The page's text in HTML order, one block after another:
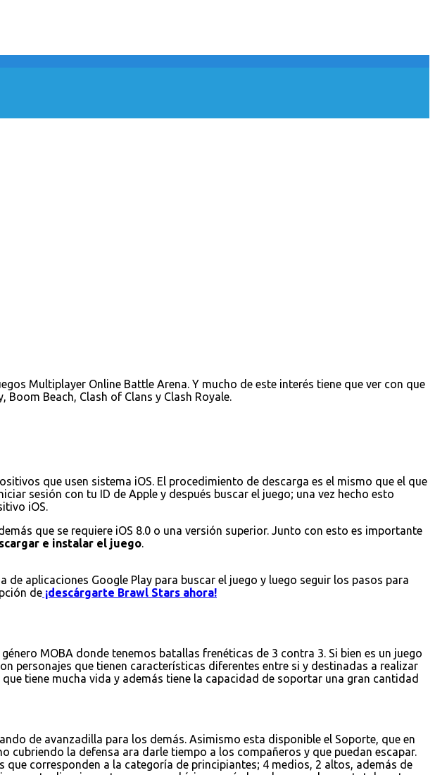
Multiplayer Online Battle Arena. Y mucho de este interés tiene que ver con que
Beach, Clash of Clans y Clash Royale.
que usen sistema iOS. El procedimiento de descarga es el mismo que el que
sesión con tu ID de Apple y después buscar el juego; una vez hecho esto
iOS.
que se requiere iOS 8.0 o una versión superior. Junto con esto es importante
e instalar el juego.
de aplicaciones Google Play para buscar el juego y luego seguir los pasos para
de ¡descárgarte Brawl Stars ahora!
MOBA donde tenemos batallas frenéticas de 3 contra 3. Si bien es un juego
personajes que tienen características diferentes entre si y destinadas a realizar
tiene mucha vida y además tiene la capacidad de soportar una gran cantidad
de avanzadilla para los demás. Asimismo esta disponible el Soporte, que en
la defensa ara darle tiempo a los compañeros y que puedan escapar.
que corresponden a la categoría de principiantes; 4 medios, 2 altos, además de